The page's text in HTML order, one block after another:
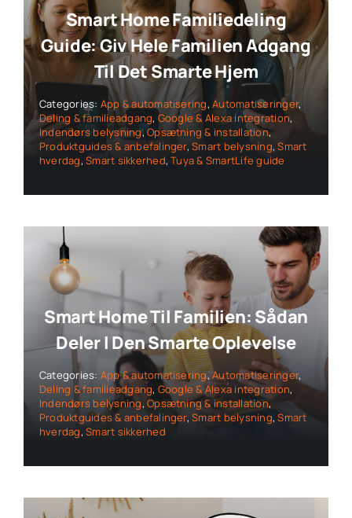
Smart Home Familiedeling
Guide: Giv Hele Familien Adgang
Til Det Smarte Hjem
Categories: App & automatisering,Automatiseringer,
Deling & familieadgang, Google & Alexa integration,
Indendørs belysning,Opsætning & installation,
Produktguides & anbefalinger,Smart belysning,Smart
hverdag,Smart sikkerhed,Tuya & SmartLife guide
Smart Home Til Familien: Sådan
Deler I Den Smarte Oplevelse
Categories: App & automatisering,Automatiseringer,
Deling & familieadgang, Google & Alexa integration,
Indendørs belysning,Opsætning & installation,
Produktguides & anbefalinger,Smart belysning,Smart
hverdag,Smart sikkerhed